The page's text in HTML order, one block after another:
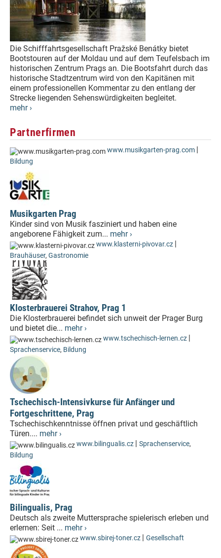
Die Schifffahrtsgesellschaft Pražské Benátky bietet
Bootstouren auf der Moldau und auf dem Teufelsbach im
historischen Zentrum Prags an. Die Bootsfahrt durch das
historische Stadtzentrum wird von den Kapitänen mit
einem professionellen Kommentar zu den entlang der
Strecke liegenden Sehenswürdigkeiten begleitet.
mehr ›
Partnerfirmen
www.musikgarten-prag.com |
Bildung
Musikgarten Prag
Kinder sind von Musik fasziniert und haben eine
angeborene Fähigkeit zum... mehr ›
www.klasterni-pivovar.cz |
Brauhäuser, Gastronomie
Klosterbrauerei Strahov, Prag 1
Die Klosterbrauerei befindet sich unweit der Prager Burg
und bietet die... mehr ›
www.tschechisch-lernen.cz |
Sprachenservice, Bildung
Tschechisch-Intensivkurse für Anfänger und
Fortgeschrittene, Prag
Tschechischkenntnisse öffnen privat und geschäftlich
Türen.... mehr ›
www.bilingualis.cz | Sprachenservice,
Bildung
Bilingualis, Prag
Deutsch als zweite Muttersprache spielerisch erleben und
erlernen: Seit ... mehr ›
www.sbirej-toner.cz | Gesellschaft